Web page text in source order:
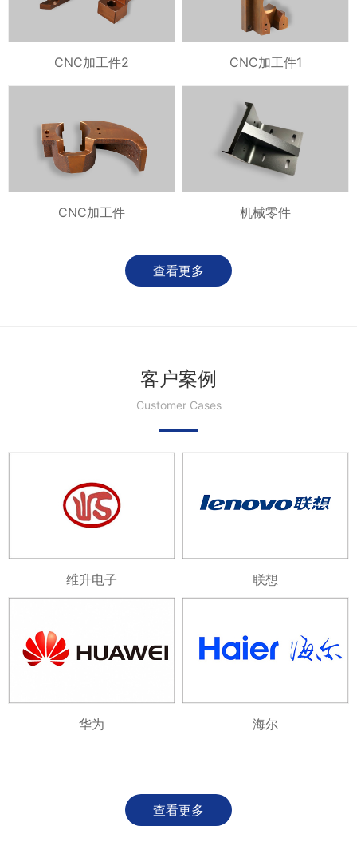
CNC加工件2 CNC加工件1
CNC加工件 机械零件
查看更多
客户案例
Customer Cases
维升电子 联想
华为 海尔
查看更多